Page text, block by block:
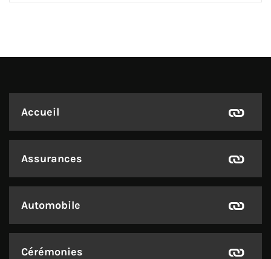
Accueil
Assurances
Automobile
Cérémonies